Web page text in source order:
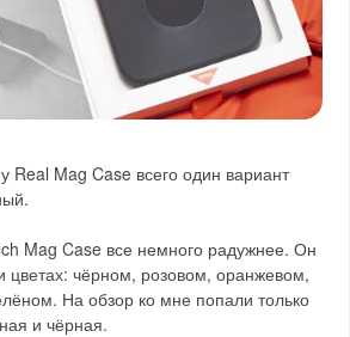
Real Mag Case всего один вариант
Mag Case все немного радужнее. Он
цветах: чёрном, розовом, оранжевом,
На обзор ко мне попали только
и чёрная.